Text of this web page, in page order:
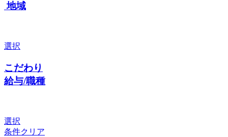
地域
選択
こだわり
給与/職種
選択
条件クリア